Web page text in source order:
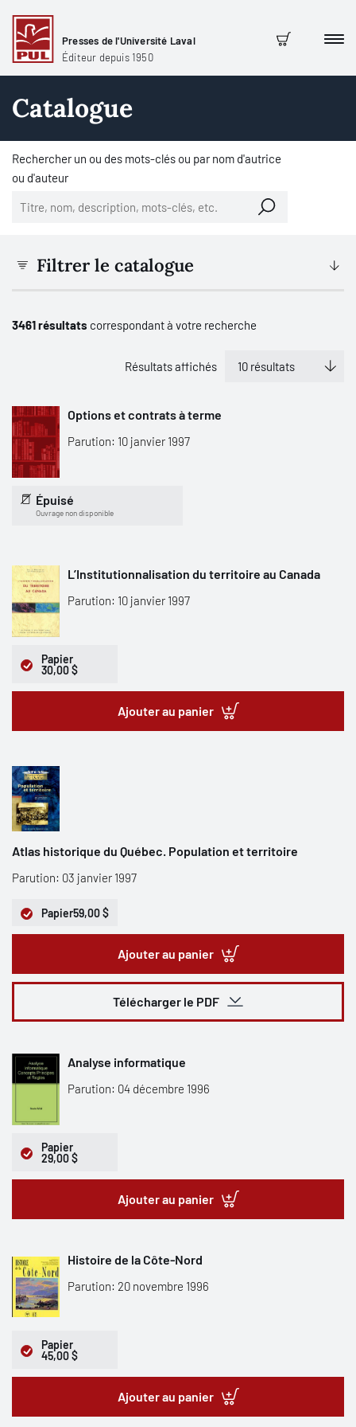
Presses de l'Université Laval
Éditeur depuis 1950
Panier
Catalogue
Rechercher un ou des mots-clés ou par nom d'autrice
ou d'auteur
Filtrer le catalogue
3461 résultats correspondant à votre recherche
Résultats affichés
Options et contrats à terme
Parution: 10 janvier 1997
Épuisé
Ouvrage non disponible
L’Institutionnalisation du territoire au Canada
Parution: 10 janvier 1997
Papier
30,00 $
Ajouter au panier
Atlas historique du Québec. Population et territoire
Parution: 03 janvier 1997
Papier59,00 $
Ajouter au panier
Télécharger le PDF
Analyse informatique
Parution: 04 décembre 1996
Papier
29,00 $
Ajouter au panier
Histoire de la Côte-Nord
Parution: 20 novembre 1996
Papier
45,00 $
Ajouter au panier